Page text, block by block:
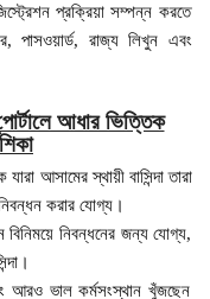
প্রক্রিয়া সম্পন্ন করতে
পাসওয়ার্ড, রাজ্য লিখুন এবং
আধার ভিত্তিক
আসামের স্থায়ী বাসিন্দা তারা
করার যোগ্য।
বিনিময়ে নিবন্ধনের জন্য যোগ্য,
আরও ভাল কর্মসংস্থান খুঁজছেন